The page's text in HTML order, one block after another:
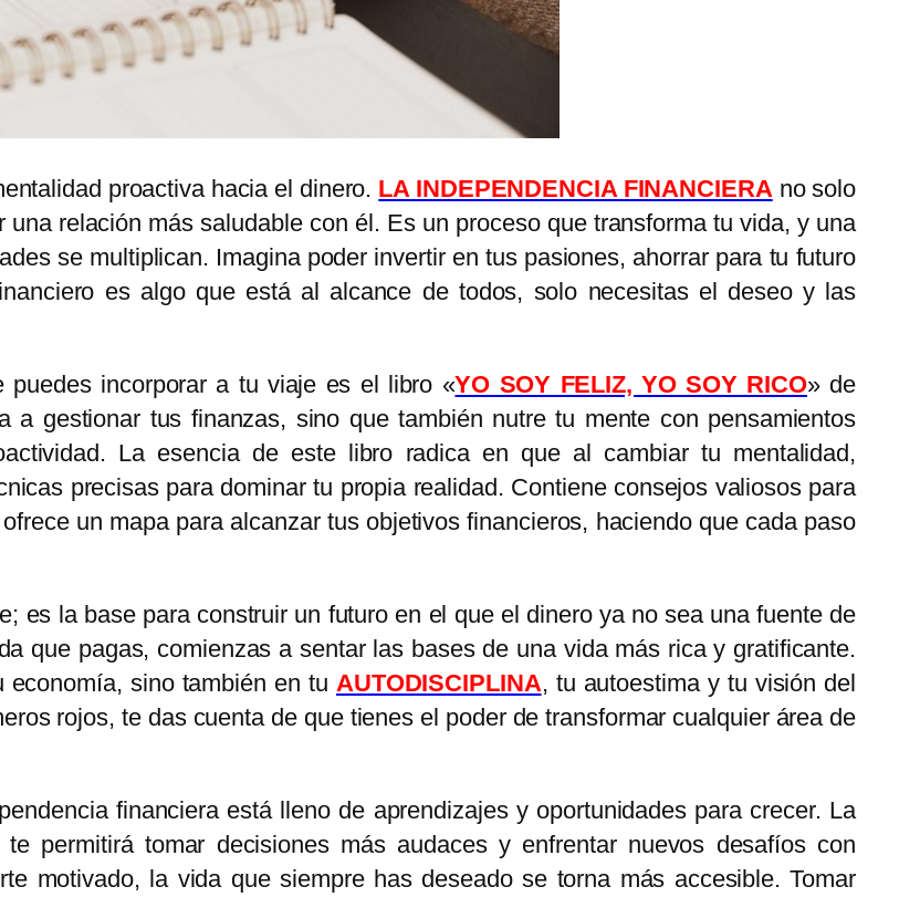
proactiva hacia el dinero. LA INDEPENDENCIA FINANCIERA no solo
relación más saludable con él. Es un proceso que transforma tu vida, y una
se multiplican. Imagina poder invertir en tus pasiones, ahorrar para tu futuro
es algo que está al alcance de todos, solo necesitas el deseo y las
puedes incorporar a tu viaje es el libro «YO SOY FELIZ, YO SOY RICO» de
a gestionar tus finanzas, sino que también nutre tu mente con pensamientos
La esencia de este libro radica en que al cambiar tu mentalidad,
precisas para dominar tu propia realidad. Contiene consejos valiosos para
un mapa para alcanzar tus objetivos financieros, haciendo que cada paso
es la base para construir un futuro en el que el dinero ya no sea una fuente de
que pagas, comienzas a sentar las bases de una vida más rica y gratificante.
sino también en tu AUTODISCIPLINA, tu autoestima y tu visión del
rojos, te das cuenta de que tienes el poder de transformar cualquier área de
financiera está lleno de aprendizajes y oportunidades para crecer. La
permitirá tomar decisiones más audaces y enfrentar nuevos desafíos con
motivado, la vida que siempre has deseado se torna más accesible. Tomar